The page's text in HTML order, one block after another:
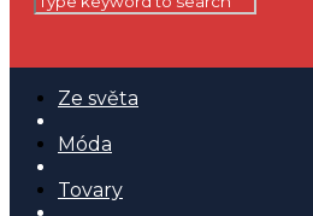
Ze světa
Móda
Tovary